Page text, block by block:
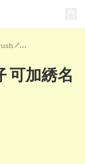
/
可加綉名